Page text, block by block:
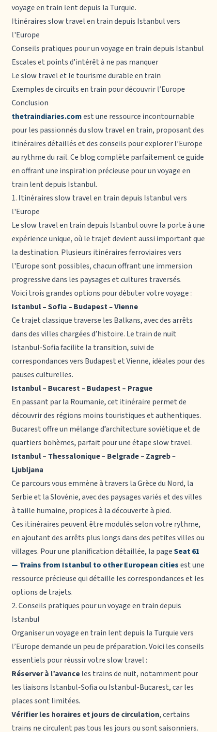
voyage en train lent depuis la Turquie.
Itinéraires slow travel en train depuis Istanbul vers
l'Europe
Conseils pratiques pour un voyage en train depuis Istanbul
Escales et points d’intérêt à ne pas manquer
Le slow travel et le tourisme durable en train
Exemples de circuits en train pour découvrir l’Europe
Conclusion
thetraindiaries.comest une ressource incontournable
pour les passionnés du slow travel en train, proposant des
itinéraires détaillés et des conseils pour explorer l’Europe
au rythme du rail. Ce blog complète parfaitement ce guide
en offrant une inspiration précieuse pour un voyage en
train lent depuis Istanbul.
1. Itinéraires slow travel en train depuis Istanbul vers
l'Europe
Le slow travel en train depuis Istanbul ouvre la porte à une
expérience unique, où le trajet devient aussi important que
la destination. Plusieurs itinéraires ferroviaires vers
l'Europe sont possibles, chacun offrant une immersion
progressive dans les paysages et cultures traversés.
Voici trois grandes options pour débuter votre voyage :
Istanbul – Sofia – Budapest – Vienne
Ce trajet classique traverse les Balkans, avec des arrêts
dans des villes chargées d’histoire. Le train de nuit
Istanbul-Sofia facilite la transition, suivi de
correspondances vers Budapest et Vienne, idéales pour des
pauses culturelles.
Istanbul – Bucarest – Budapest – Prague
En passant par la Roumanie, cet itinéraire permet de
découvrir des régions moins touristiques et authentiques.
Bucarest offre un mélange d’architecture soviétique et de
quartiers bohèmes, parfait pour une étape slow travel.
Istanbul – Thessalonique – Belgrade – Zagreb –
Ljubljana
Ce parcours vous emmène à travers la Grèce du Nord, la
Serbie et la Slovénie, avec des paysages variés et des villes
à taille humaine, propices à la découverte à pied.
Ces itinéraires peuvent être modulés selon votre rythme,
en ajoutant des arrêts plus longs dans des petites villes ou
villages. Pour une planification détaillée, la pageSeat 61
— Trains from Istanbul to other European citiesest une
ressource précieuse qui détaille les correspondances et les
options de trajets.
2. Conseils pratiques pour un voyage en train depuis
Istanbul
Organiser un voyage en train lent depuis la Turquie vers
l’Europe demande un peu de préparation. Voici les conseils
essentiels pour réussir votre slow travel :
Réserver à l’avanceles trains de nuit, notamment pour
les liaisons Istanbul-Sofia ou Istanbul-Bucarest, car les
places sont limitées.
Vérifier les horaires et jours de circulation, certains
trains ne circulent pas tous les jours ou sont saisonniers.